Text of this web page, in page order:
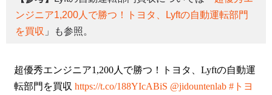
ンジニア1,200人で勝つ！トヨタ、Lyftの自動運転部門
を買収 」も参照。
超優秀エンジニア1,200人で勝つ！トヨタ、Lyftの自動運
転部門を買収 https://t.co/188YIcABiS @jidountenlab #トヨ